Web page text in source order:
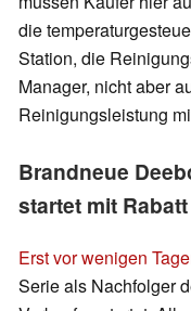
die
Station, die
Manager, nicht aber
Reinigungsleistung
Brandneue
startet mit Rabatt
Erst vor wenigen
Serie als Nachfolger